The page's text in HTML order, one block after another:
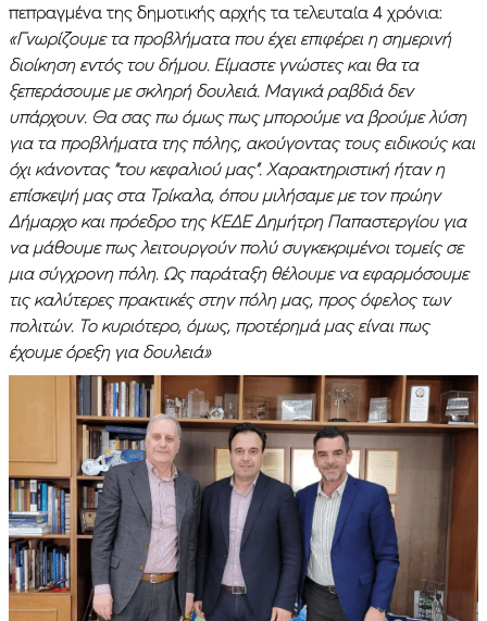
πεπραγμένα της δημοτικής αρχής τα τελευταία 4 χρόνια:
«Γνωρίζουμε τα προβλήματα που έχει επιφέρει η σημερινή
διοίκηση εντός του δήμου. Είμαστε γνώστες και θα τα
ξεπεράσουμε με σκληρή δουλειά. Μαγικά ραβδιά δεν
υπάρχουν. Θα σας πω όμως πως μπορούμε να βρούμε λύση
για τα προβλήματα της πόλης, ακούγοντας τους ειδικούς και
όχι κάνοντας “του κεφαλιού μας”. Χαρακτηριστική ήταν η
επίσκεψή μας στα Τρίκαλα, όπου μιλήσαμε με τον πρώην
Δήμαρχο και πρόεδρο της ΚΕΔΕ Δημήτρη Παπαστεργίου για
να μάθουμε πως λειτουργούν πολύ συγκεκριμένοι τομείς σε
μια σύγχρονη πόλη. Ως παράταξη θέλουμε να εφαρμόσουμε
τις καλύτερες πρακτικές στην πόλη μας, προς όφελος των
πολιτών. Το κυριότερο, όμως, προτέρημά μας είναι πως
έχουμε όρεξη για δουλειά»